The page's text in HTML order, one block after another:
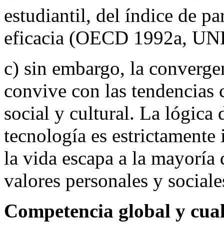
estudiantil, del índice de
eficacia (OECD 1992a,
c) sin embargo, la
convive con las
social y cultural. La lógica
tecnología es
la vida escapa a la
valores personales y
Competencia global y